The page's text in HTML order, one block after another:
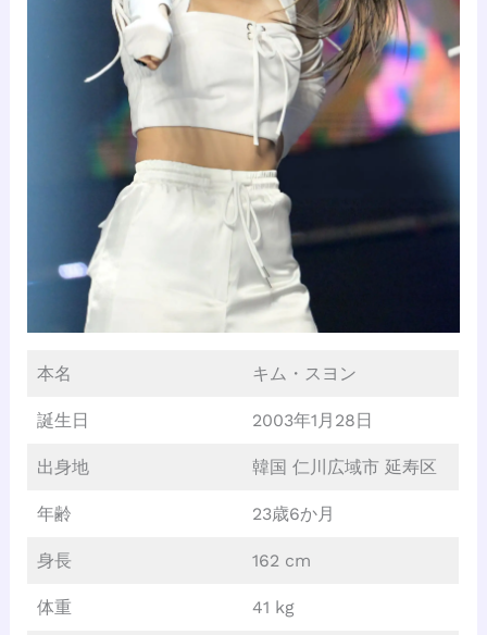
本名 キム・スヨン
誕生日 2003年1月28日
出身地 韓国 仁川広域市 延寿区
年齢 23歳6か月
身長 162 cm
体重 41 kg